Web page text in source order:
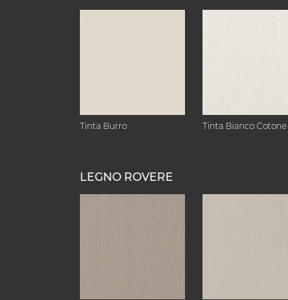
Tinta Burro Tinta Bianco Cotone
LEGNO ROVERE